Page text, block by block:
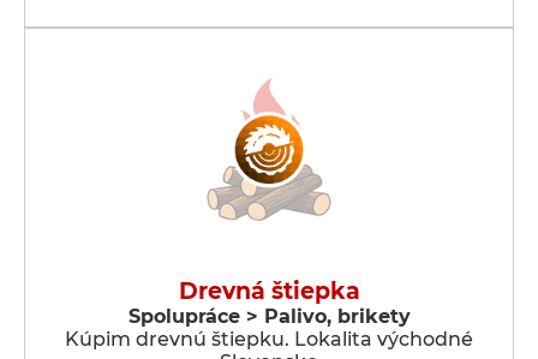
Drevná štiepka
Spolupráce > Palivo, brikety
Kúpim drevnú štiepku. Lokalita východné